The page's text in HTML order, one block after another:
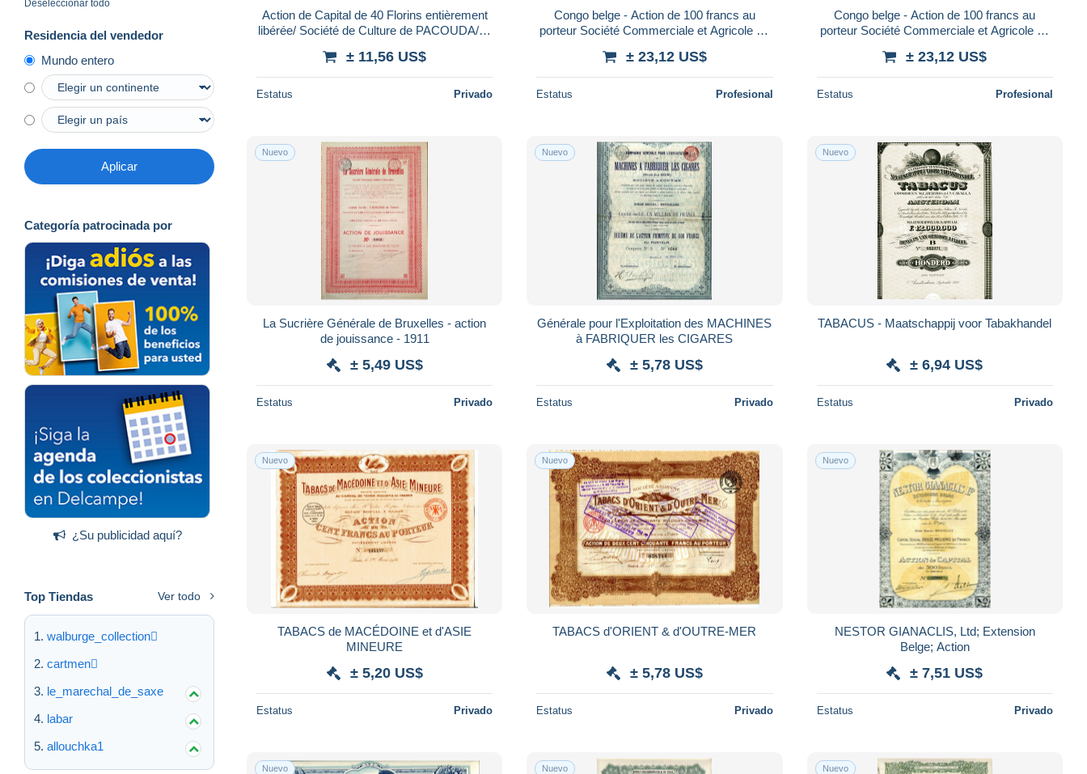
Deseleccionar todo
Residencia del vendedor
Mundo entero
Aplicar
Categoría patrocinada por
¿Su publicidad aquí?
Top Tiendas Ver todo
walburge_collection
cartmen
le_marechal_de_saxe
labar
allouchka1
Action de Capital de 40 Florins entièrement
libérée/ Société de Culture de PACOUDA/La
± 11,56 US$
Estatus Privado
Congo belge - Action de 100 francs au
porteur Société Commerciale et Agricole de
± 23,12 US$
Estatus Profesional
Congo belge - Action de 100 francs au
porteur Société Commerciale et Agricole de
± 23,12 US$
Estatus Profesional
Nuevo
La Sucrière Générale de Bruxelles - action
de jouissance - 1911
± 5,49 US$
Estatus Privado
Nuevo
Générale pour l'Exploitation des MACHINES
à FABRIQUER les CIGARES
± 5,78 US$
Estatus Privado
Nuevo
TABACUS - Maatschappij voor Tabakhandel
± 6,94 US$
Estatus Privado
Nuevo
TABACS de MACÉDOINE et d'ASIE
MINEURE
± 5,20 US$
Estatus Privado
Nuevo
TABACS d'ORIENT & d'OUTRE-MER
± 5,78 US$
Estatus Privado
Nuevo
NESTOR GIANACLIS, Ltd; Extension
Belge; Action
± 7,51 US$
Estatus Privado
Nuevo Nuevo Nuevo